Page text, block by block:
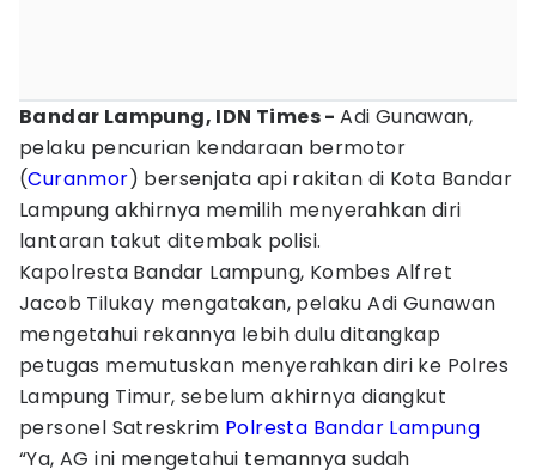
Bandar Lampung, IDN Times -Adi Gunawan,
pelaku pencurian kendaraan bermotor
(Curanmor) bersenjata api rakitan di Kota Bandar
Lampung akhirnya memilih menyerahkan diri
lantaran takut ditembak polisi.
Kapolresta Bandar Lampung, Kombes Alfret
Jacob Tilukay mengatakan, pelaku Adi Gunawan
mengetahui rekannya lebih dulu ditangkap
petugas memutuskan menyerahkan diri ke Polres
Lampung Timur, sebelum akhirnya diangkut
personel Satreskrim Polresta Bandar Lampung
“Ya, AG ini mengetahui temannya sudah